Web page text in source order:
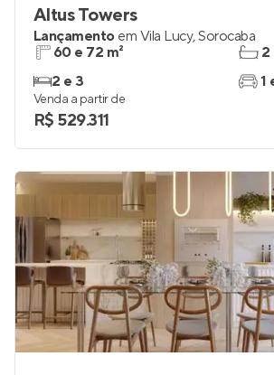
Altus Towers
Lançamento em Vila Lucy,Sorocaba
60 e 72 m²
2 e 3
2
1
Venda a partir de
R$ 529.311